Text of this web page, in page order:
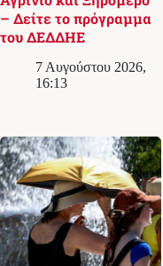
– Δείτε το πρόγραμμα
του ΔΕΔΔΗΕ
7 Αυγούστου 2026,
16:13